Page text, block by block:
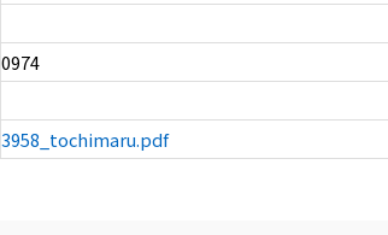
0974
3958_tochimaru.pdf